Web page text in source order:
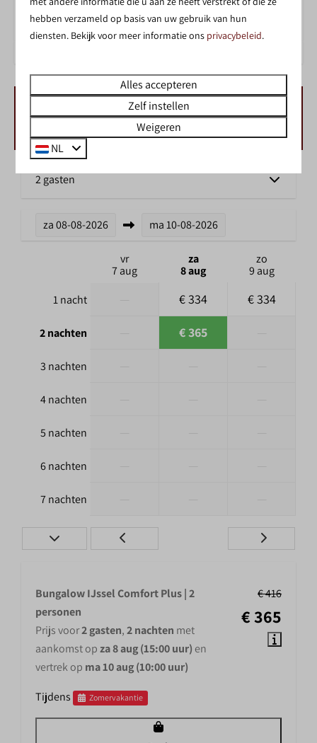
ZWEMMEN IN HET BINNENZWEMBAD
BESCHIKBAARHEID EN PRIJS
2 gasten
za08-08-2026 ma10-08-2026
vr
7 aug
za
8 aug
zo
9 aug
1 nacht
€ 334 € 334
2 nachten € 365
3 nachten
4 nachten
5 nachten
6 nachten
7 nachten
€ 416
€ 365
Bungalow IJssel Comfort Plus | 2
personen
Prijs voor2 gasten,2 nachten met
aankomst opza 8 aug (15:00 uur) en
vertrek op ma 10 aug (10:00 uur)
Tijdens
Zomervakantie
hebben verzameld op basis van uw gebruik van hun
diensten. Bekijk voor meer informatie ons privacybeleid.
Alles accepteren
Zelf instellen
Weigeren
NL